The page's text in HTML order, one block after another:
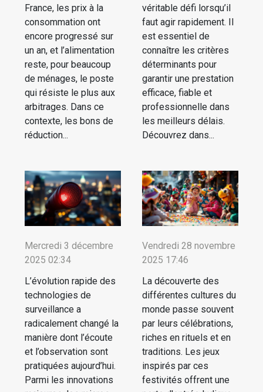
France, les prix à la
consommation ont
encore progressé sur
un an, et l’alimentation
reste, pour beaucoup
de ménages, le poste
qui résiste le plus aux
arbitrages. Dans ce
contexte, les bons de
réduction...
véritable défi lorsqu’il
faut agir rapidement. Il
est essentiel de
connaître les critères
déterminants pour
garantir une prestation
efficace, fiable et
professionnelle dans
les meilleurs délais.
Découvrez dans...
Mercredi 3 décembre
2025 02:34
L’évolution rapide des
technologies de
surveillance a
radicalement changé la
manière dont l’écoute
et l’observation sont
pratiquées aujourd’hui.
Parmi les innovations
Vendredi 28 novembre
2025 17:46
La découverte des
différentes cultures du
monde passe souvent
par leurs célébrations,
riches en rituels et en
traditions. Les jeux
inspirés par ces
festivités offrent une